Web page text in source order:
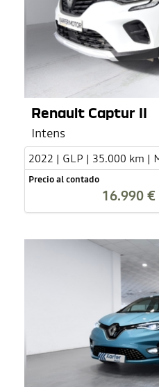
Renault Captur II
Intens
2022 | GLP | 35.000 km |
Precio al contado
16.990 €